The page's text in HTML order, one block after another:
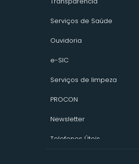
Serviços de Saúde
Ouvidoria
e-SIC
Serviços de limpeza
PROCON
Newsletter
Telefones Úteis